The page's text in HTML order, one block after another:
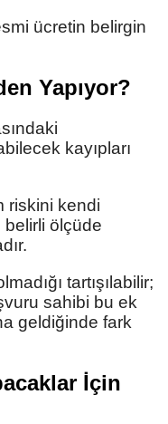
ücretin belirgin
Yapıyor?
kayıpları
riskini kendi
belirli ölçüde
tartışılabilir;
sahibi bu ek
geldiğinde fark
İçin